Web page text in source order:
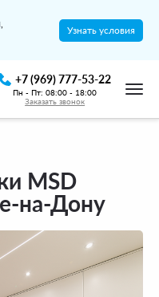
Узнать условия
+7 (969) 777-53-22
Пн - Пт: 08:00 - 18:00
Заказать звонок
MSD
на-Дону